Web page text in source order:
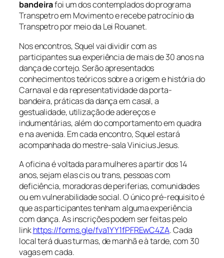
bandeirafoi um dos contemplados do programa
Transpetro em Movimento e recebe patrocínio da
Transpetro por meio da Lei Rouanet.
Nos encontros, Squel vai dividir com as
participantes sua experiência de mais de 30 anos na
dança de cortejo. Serão apresentados
conhecimentos teóricos sobre a origem e história do
Carnaval e da representatividade da porta-
bandeira, práticas da dança em casal, a
gestualidade, utilização de adereços e
indumentárias, além do comportamento em quadra
e na avenida. Em cada encontro, Squel estará
acompanhada do mestre-sala Vinicius Jesus.
A oficina é voltada para mulheres a partir dos 14
anos, sejam elas cis ou trans, pessoas com
deficiência, moradoras de periferias, comunidades
ou em vulnerabilidade social. O único pré-requisito é
que as participantes tenham alguma experiência
com dança. As inscrições podem ser feitas pelo
linkhttps://forms.gle/fva1YY1fPFREwC4ZA. Cada
local terá duas turmas, de manhã e à tarde, com 30
vagas em cada.